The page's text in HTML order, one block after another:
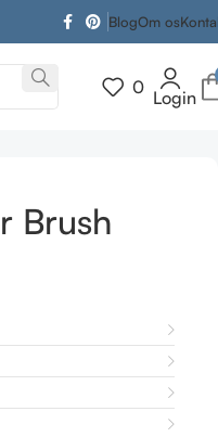
BlogOm os
0 Login
Brush